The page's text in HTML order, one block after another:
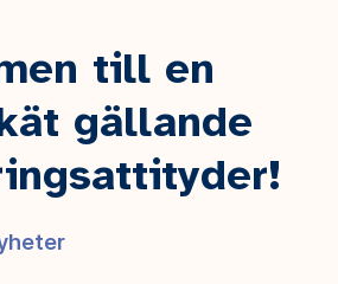
till en
gällande